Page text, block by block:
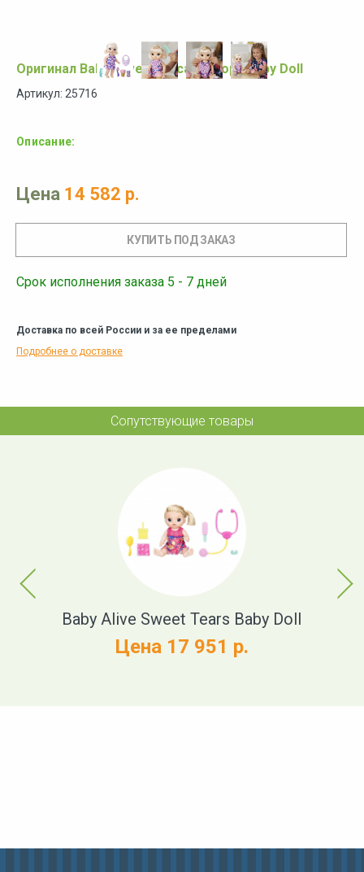
Оригинал Baby Alive Magical Scoops Baby Doll
Артикул: 25716
Описание:
Цена 14 582 р.
Срок исполнения заказа 5 - 7 дней
Доставка по всей России и за ее пределами
Подробнее о доставке
Сопутствующие товары
Previous
Baby Alive Sweet Tears Baby Doll
Цена 17 951 р.
Next